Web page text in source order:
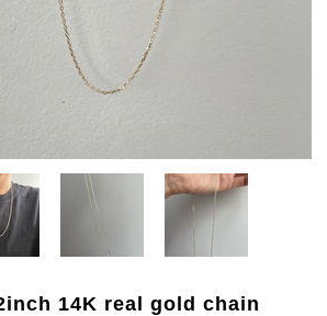
14K real gold chain